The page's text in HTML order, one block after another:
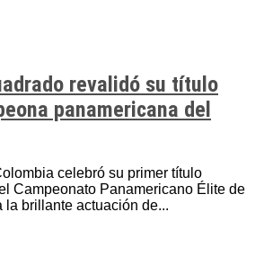
revalidó su título
panamericana del
celebró su primer título
Campeonato Panamericano Élite de
la brillante actuación de...